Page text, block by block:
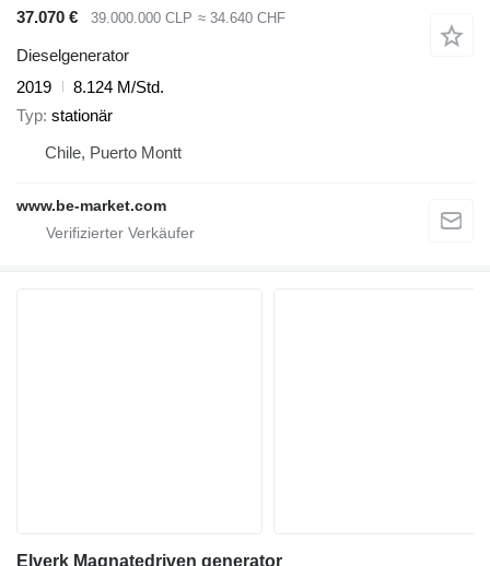
37.070 €
39.000.000 CLP ≈ 34.640 CHF
Dieselgenerator
2019
8.124 M/Std.
Typ stationär
Chile, Puerto Montt
www.be-market.com
Elverk Magnatedriven generator